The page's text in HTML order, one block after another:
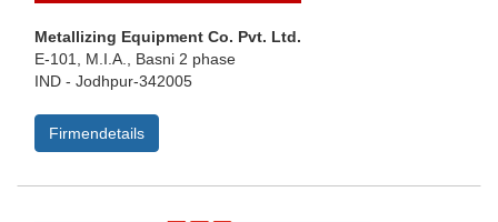
Metallizing Equipment Co. Pvt. Ltd.
E-101, M.I.A., Basni 2 phase
IND - Jodhpur-342005
Firmendetails